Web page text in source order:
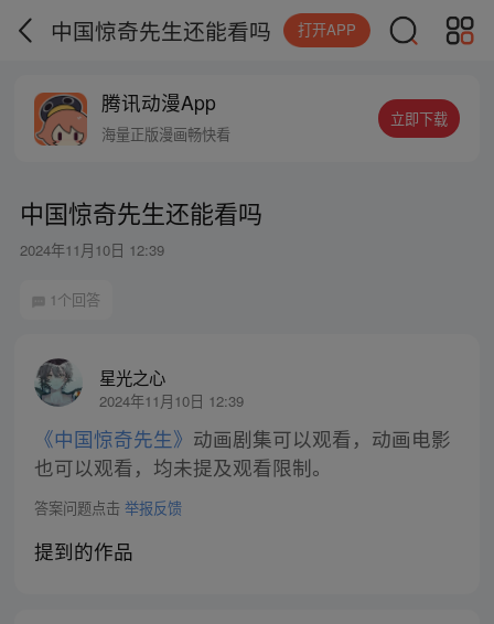
中国惊奇先生还能看吗 打开APP
腾讯动漫App
海量正版漫画畅快看
立即下载
中国惊奇先生还能看吗
2024年11月10日 12:39
1个回答
星光之心
2024年11月10日 12:39
《中国惊奇先生》 动画剧集可以观看，动画电影
也可以观看，均未提及观看限制。
答案问题点击 举报反馈
提到的作品